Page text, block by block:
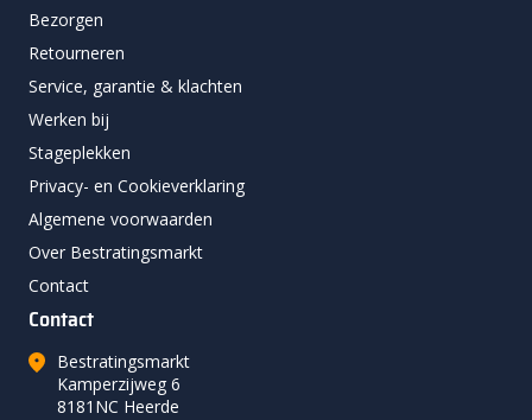
Bezorgen
Retourneren
Service, garantie & klachten
Werken bij
Stageplekken
Privacy- en Cookieverklaring
Algemene voorwaarden
Over Bestratingsmarkt
Contact
Contact
Bestratingsmarkt
Kamperzijweg 6
8181NC Heerde